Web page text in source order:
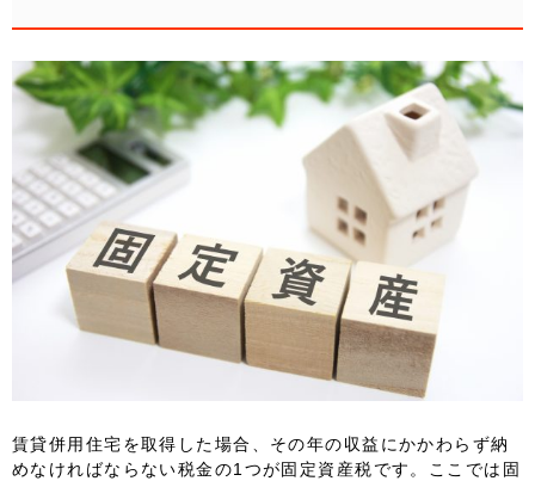
賃貸併用住宅を取得した場合、その年の収益にかかわらず納
めなければならない税金の1つが固定資産税です。ここでは固